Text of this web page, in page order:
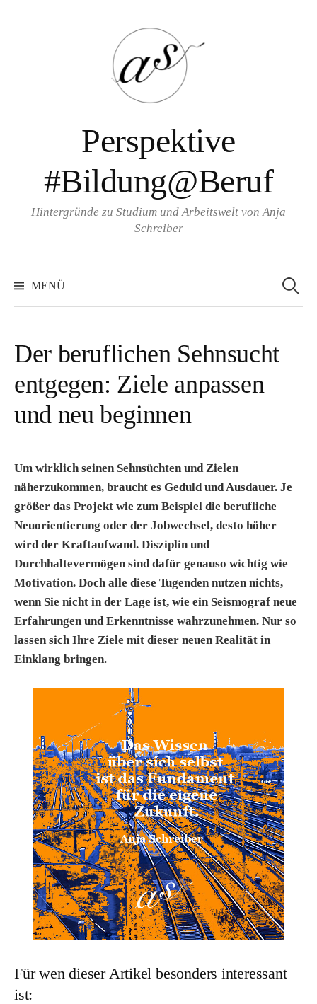
Perspektive
#Bildung@Beruf
Hintergründe zu Studium und Arbeitswelt von Anja
Schreiber
MENÜ
nach:
Der beruflichen Sehnsucht
entgegen: Ziele anpassen
und neu beginnen
Um wirklich seinen Sehnsüchten und Zielen
näherzukommen, braucht es Geduld und Ausdauer. Je
größer das Projekt wie zum Beispiel die berufliche
Neuorientierung oder der Jobwechsel, desto höher
wird der Kraftaufwand. Disziplin und
Durchhaltevermögen sind dafür genauso wichtig wie
Motivation. Doch alle diese Tugenden nutzen nichts,
wenn Sie nicht in der Lage ist, wie ein Seismograf neue
Erfahrungen und Erkenntnisse wahrzunehmen. Nur so
lassen sich Ihre Ziele mit dieser neuen Realität in
Einklang bringen.
Für wen dieser Artikel besonders interessant
ist: